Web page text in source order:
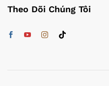
Theo Dõi Chúng Tôi